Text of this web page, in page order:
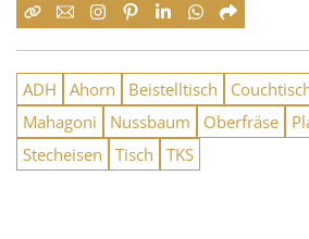
ADH Ahorn Beistelltisch
Mahagoni
Nussbaum Oberfräse
Stecheisen
Tisch TKS